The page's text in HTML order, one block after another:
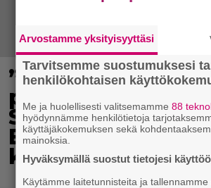
”Mitä isompi
paremmin
Susanna Penttilä
Bangbussinsa
keskustaan
Arvostamme yksityisyyttäsi
Tarvitsemme suostumuksesi
henkilökohtaisen
Me ja huolellisesti valitsemamme88
hyödynnämme henkilötietoja
käyttäjäkokemuksen sekä
mainoksia.
Hyväksymällä suostut tietojesi
Käytämme laitetunnisteita ja tallennamme